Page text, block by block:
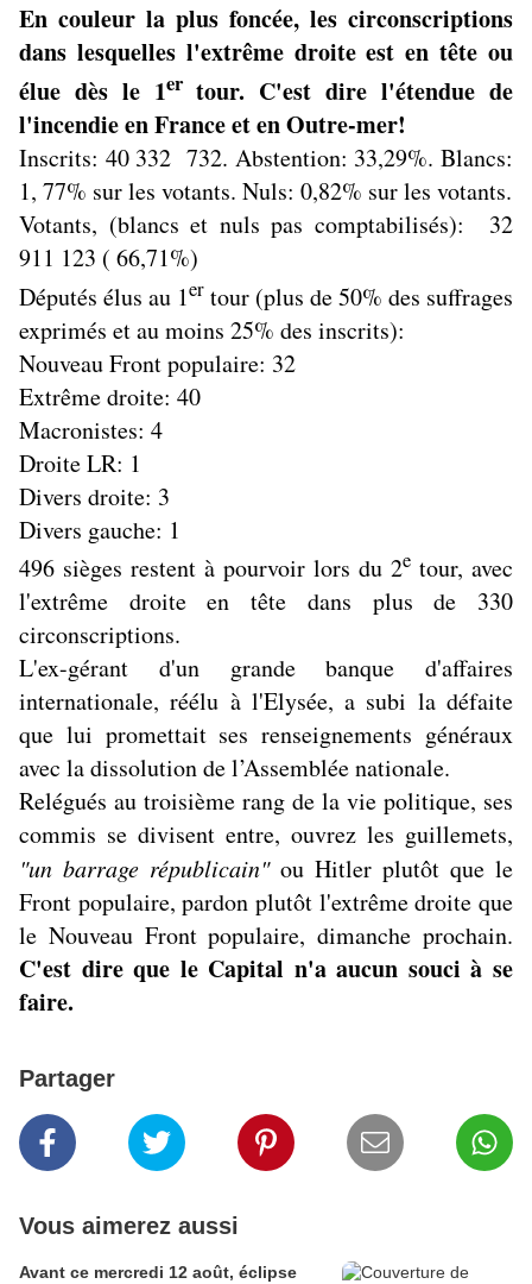
En couleur la plus foncée, les circonscriptions
dans lesquelles l'extrême droite est en tête ou
élue dès le 1er tour. C'est dire l'étendue de
l'incendie en France et en Outre-mer!
Inscrits: 40 332 732. Abstention: 33,29%. Blancs:
1, 77% sur les votants. Nuls: 0,82% sur les votants.
Votants, (blancs et nuls pas comptabilisés): 32
911 123 ( 66,71%)
Députés élus au 1er tour (plus de 50% des suffrages
exprimés et au moins 25% des inscrits):
Nouveau Front populaire: 32
Extrême droite: 40
Macronistes: 4
Droite LR: 1
Divers droite: 3
Divers gauche: 1
496 sièges restent à pourvoir lors du 2e tour, avec
l'extrême droite en tête dans plus de 330
circonscriptions.
L'ex-gérant d'un grande banque d'affaires
internationale, réélu à l'Elysée, a subi la défaite
que lui promettait ses renseignements généraux
avec la dissolution de l’Assemblée nationale.
Relégués au troisième rang de la vie politique, ses
commis se divisent entre, ouvrez les guillemets,
"un barrage républicain"ou Hitler plutôt que le
Front populaire, pardon plutôt l'extrême droite que
le Nouveau Front populaire, dimanche prochain.
C'est dire que le Capital n'a aucun souci à se
faire.
Partager
Vous aimerez aussi
Avant ce mercredi 12 août, éclipse